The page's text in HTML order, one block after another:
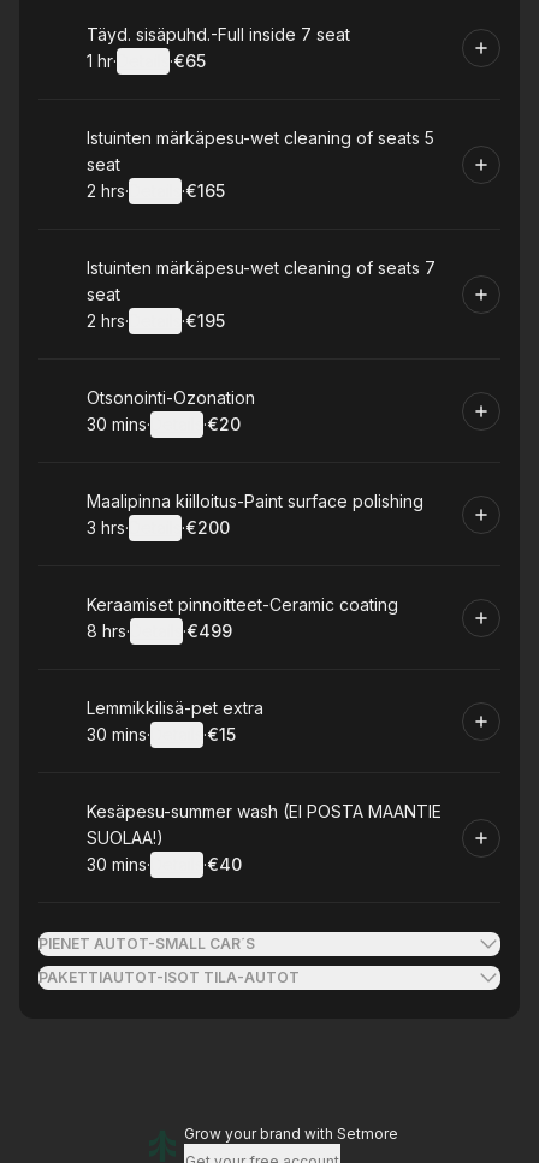
Book
Täyd. sisäpuhd.-Full inside 7 seat
. Duration :
1 hr· ·
.Price
€65
Book
Istuinten märkäpesu-wet cleaning of seats 5
seat
. Duration:
2 hrs· ·
.Price
€165
Book
Istuinten märkäpesu-wet cleaning of seats 7
seat
. Duration:
2 hrs· ·
.Price
€195
Book
Otsonointi-Ozonation
.Duration:
30 mins· ·
.Price
€20
Book
Maalipinna kiilloitus-Paint surface polishing
. Duration:
3 hrs· ·
.Price
€200
Book
Keraamiset pinnoitteet-Ceramic coating
. Duration:
8 hrs· ·
.Price
€499
Book
Lemmikkilisä-pet extra
.Duration:
30 mins· ·
.Price
€15
Book
Kesäpesu-summer wash (EI POSTA MAANTIE
SUOLAA!)
.Duration:
30 mins· ·
.Price
€40
PIENET AUTOT-SMALL CAR´S
PAKETTIAUTOT-ISOT TILA-AUTOT
Grow your brand with Setmore